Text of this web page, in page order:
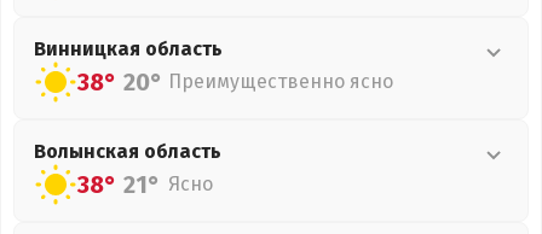
Винницкая область
38° 20° Преимущественно ясно
Волынская область
38° 21° Ясно